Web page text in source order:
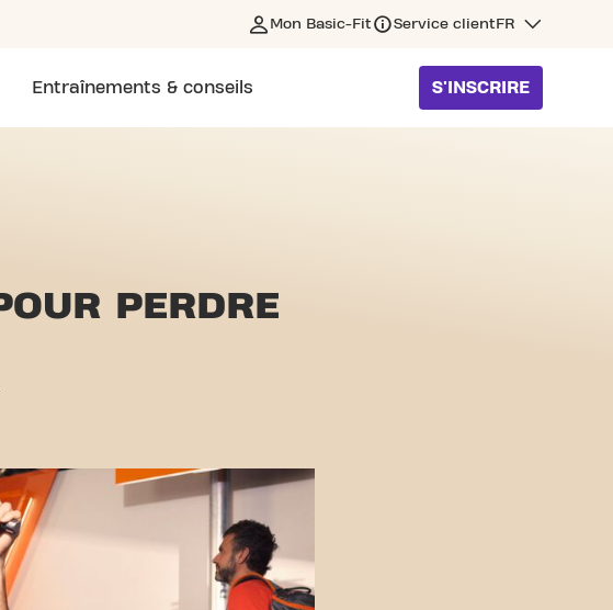
Mon Basic-Fit Service client FR
Entraînements & conseils S'INSCRIRE
PERDRE